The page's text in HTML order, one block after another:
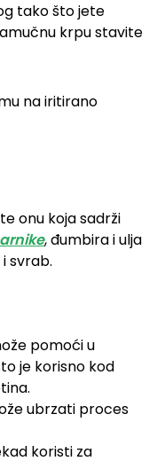
tako što jete
krpu stavite
na iritirano
onu koja sadrži
arnike, đumbira i ulja
svrab.
pomoći u
je korisno kod
ubrzati proces
koristi za